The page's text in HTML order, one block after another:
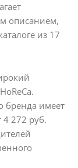
описанием,
из 17
бренда имеет
4 272 руб.